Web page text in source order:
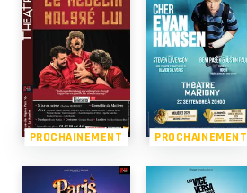
PROCHAINEMENT PROCHAINEMENT